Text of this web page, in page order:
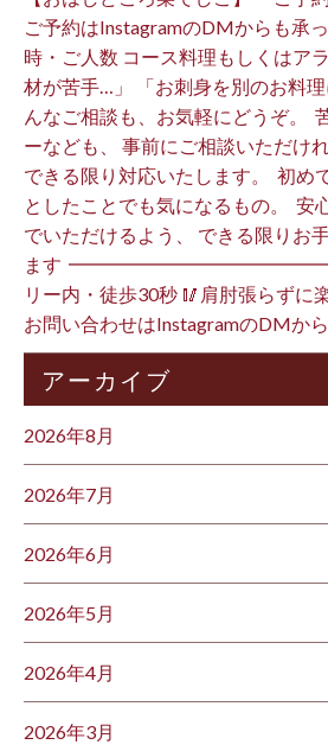
ご予約はInstagramのDMからも承
時・ご人数 コース料理もしくはア
材が苦手…」 「お刺身を別のお料
んなご相談も、お気軽にどうぞ。
ーなども、 事前にご相談いただけ
できる限り対応いたします。 ⁡ 初め
としたことでも気になるもの。 ⁡ 安
でいただけるよう、 できる限りお
ます️ ⁡ ━━━━━━━━━━━━━━ ⁡ 本
リー内・徒歩30秒 🥢肩肘張らずに
お問い合わせはInstagramのDMか
アーカイブ
2026年8月
2026年7月
2026年6月
2026年5月
2026年4月
2026年3月